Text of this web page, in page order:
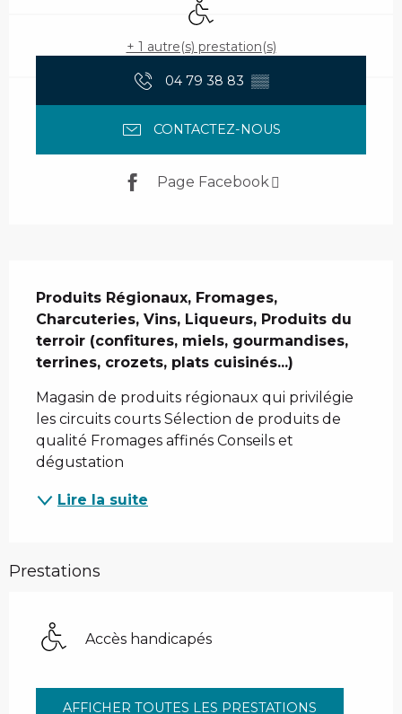
+ 1 autre(s) prestation(s)
04 79 38 83 ▒▒
CONTACTEZ-NOUS
Page Facebook
Produits Régionaux, Fromages,
Charcuteries, Vins, Liqueurs, Produits du
terroir (confitures, miels, gourmandises,
terrines, crozets, plats cuisinés...)
Magasin de produits régionaux qui privilégie
les circuits courts Sélection de produits de
qualité Fromages affinés Conseils et
dégustation
Lire la suite
Prestations
Accès handicapés
AFFICHER TOUTES LES PRESTATIONS